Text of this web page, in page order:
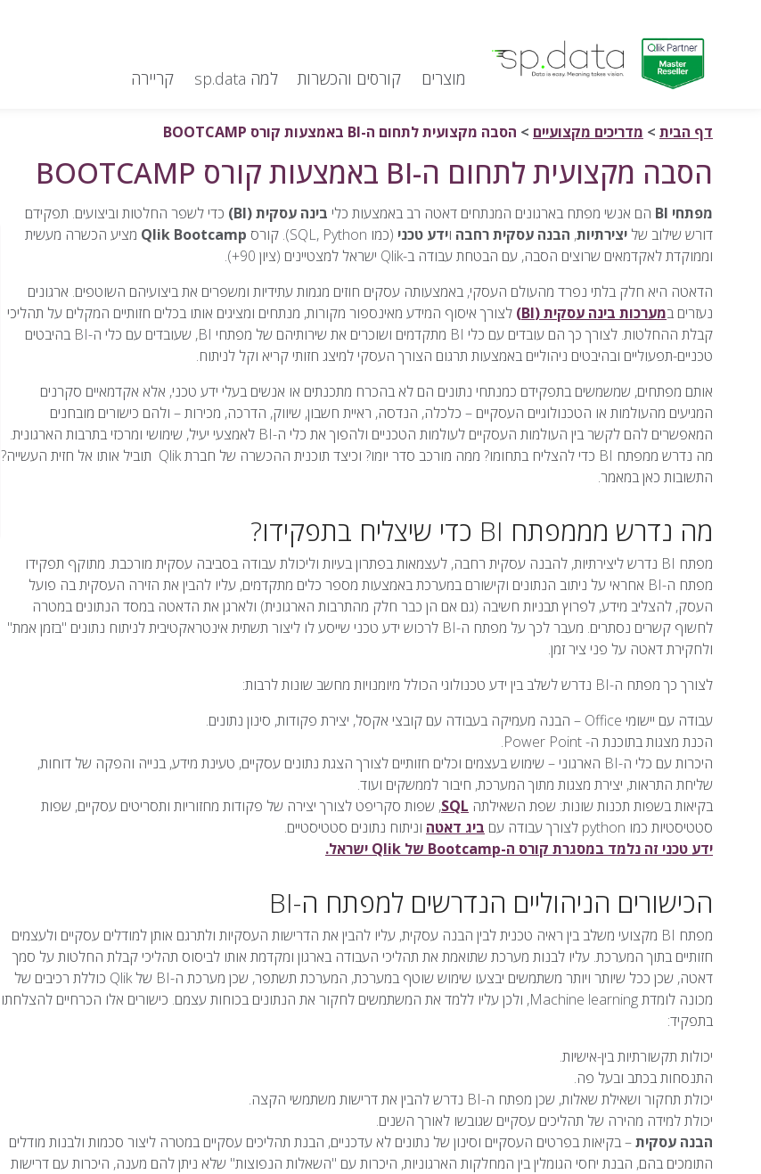
לדלג לתוכן
מוצרים קורסים והכשרות למה sp.data קריירה
דף הבית > מדריכים מקצועיים > הסבה מקצועית לתחום ה-BI באמצעות קורס BOOTCAMP
הסבה מקצועית לתחום ה-BI באמצעות קורס BOOTCAMP
מפתחי BI הם אנשי מפתח בארגונים המנתחים דאטה רב באמצעות כלי בינה עסקית (BI)
כדי לשפר החלטות וביצועים. תפקידם
דורש שילוב של יצירתיות, הבנה עסקית רחבה וידע טכני (כמו SQL, Python). קורס Qlik Bootcamp מציע הכשרה מעשית
וממוקדת לאקדמאים שרוצים הסבה, עם הבטחת עבודה ב-Qlik ישראל למצטיינים (ציון 90+).
הדאטה היא חלק בלתי נפרד מהעולם העסקי, באמצעותה עסקים חוזים מגמות עתידיות ומשפרים את ביצועיהם השוטפים. ארגונים
נעזרים במערכות בינה עסקית (BI)
לצורך איסוף המידע מאינספור מקורות, מנתחים ומציגים אותו בכלים חזותיים המקלים על תהליכי
קבלת ההחלטות. לצורך כך הם עובדים עם כלי BI מתקדמים ושוכרים את שירותיהם של מפתחי BI, שעובדים עם כלי ה-BI בהיבטים
טכניים-תפעוליים ובהיבטים ניהוליים באמצעות תרגום הצורך העסקי למיצג חזותי קריא וקל לניתוח.
אותם מפתחים, שמשמשים בתפקידם כמנתחי נתונים הם לא בהכרח מתכנתים או אנשים בעלי ידע טכני, אלא אקדמאיים סקרנים
המגיעים מהעולמות או הטכנולוגיים העסקיים – כלכלה, הנדסה, ראיית חשבון, שיווק, הדרכה, מכירות – ולהם כישורים מובחנים
המאפשרים להם לקשר בין העולמות העסקיים לעולמות הטכניים ולהפוך את כלי ה-BI לאמצעי יעיל, שימושי ומרכזי בתרבות הארגונית.
מה נדרש ממפתח BI כדי להצליח בתחומו? ממה מורכב סדר יומו? וכיצד תוכנית ההכשרה של חברת Qlik תוביל אותו אל חזית העשייה?
התשובות כאן במאמר.
מה נדרש מממפתח BI כדי שיצליח בתפקידו?
מפתח BI נדרש ליצירתיות, להבנה עסקית רחבה, לעצמאות בפתרון בעיות וליכולת עבודה בסביבה עסקית מורכבת. מתוקף תפקידו
מפתח ה-BI אחראי על ניתוב הנתונים וקישורם במערכת באמצעות מספר כלים מתקדמים, עליו להבין את הזירה העסקית בה פועל
העסק, להצליב מידע, לפרוץ תבניות חשיבה (גם אם הן כבר חלק מהתרבות הארגונית) ולארגן את הדאטה במסד הנתונים במטרה
לחשוף קשרים נסתרים. מעבר לכך על מפתח ה-BI לרכוש ידע טכני שייסע לו ליצור תשתית אינטראקטיבית לניתוח נתונים "בזמן אמת"
ולחקירת דאטה על פני ציר זמן.
לצורך כך מפתח ה-BI נדרש לשלב בין ידע טכנולוגי הכולל מיומנויות מחשב שונות לרבות:
עבודה עם יישומי Office – הבנה מעמיקה בעבודה עם קובצי אקסל, יצירת פקודות, סינון נתונים.
הכנת מצגות בתוכנת ה- Power Point.
היכרות עם כלי ה-BI הארגוני – שימוש בעצמים וכלים חזותיים לצורך הצגת נתונים עסקיים, טעינת מידע, בנייה והפקה של דוחות,
שליחת התראות, יצירת מצגות מתוך המערכת, חיבור לממשקים ועוד.
בקיאות בשפות תכנות שונות: שפת השאילתה SQL, שפות סקריפט לצורך יצירה של פקודות מחזוריות ותסריטים עסקיים, שפות
סטטיסטיות כמו python לצורך עבודה עם
ביג דאטה וניתוח נתונים סטטיסטיים.
ידע טכני זה נלמד במסגרת קורס ה-Bootcamp של Qlik ישראל.
הכישורים הניהוליים הנדרשים למפתח ה-BI
מפתח BI מקצועי משלב בין ראיה טכנית לבין הבנה עסקית, עליו להבין את הדרישות העסקיות ולתרגם אותן למודלים עסקיים ולעצמים
חזותיים בתוך המערכת. עליו לבנות מערכת שתואמת את תהליכי העבודה בארגון ומקדמת אותו לביסוס תהליכי קבלת החלטות על סמך
דאטה, שכן ככל שיותר ויותר משתמשים יבצעו שימוש שוטף במערכת, המערכת תשתפר, שכן מערכת ה-BI של Qlik כוללת רכיבים של
מכונה לומדת Machine learning, ולכן עליו ללמד את המשתמשים לחקור את הנתונים בכוחות עצמם. כישורים אלו הכרחיים להצלחתו
בתפקיד:
יכולות תקשורתיות בין-אישיות.
התנסחות בכתב ובעל פה.
יכולת תחקור ושאילת שאלות, שכן מפתח ה-BI נדרש להבין את דרישות משתמשי הקצה.
יכולת למידה מהירה של תהליכים עסקיים שגובשו לאורך השנים.
הבנה עסקית– בקיאות בפרטים העסקיים וסינון של נתונים לא עדכניים, הבנת תהליכים עסקיים במטרה ליצור סכמות ולבנות מודלים
התומכים בהם, הבנת יחסי הגומלין בין המחלקות הארגוניות, היכרות עם "השאלות הנפוצות" שלא ניתן להם מענה, היכרות עם דרישות